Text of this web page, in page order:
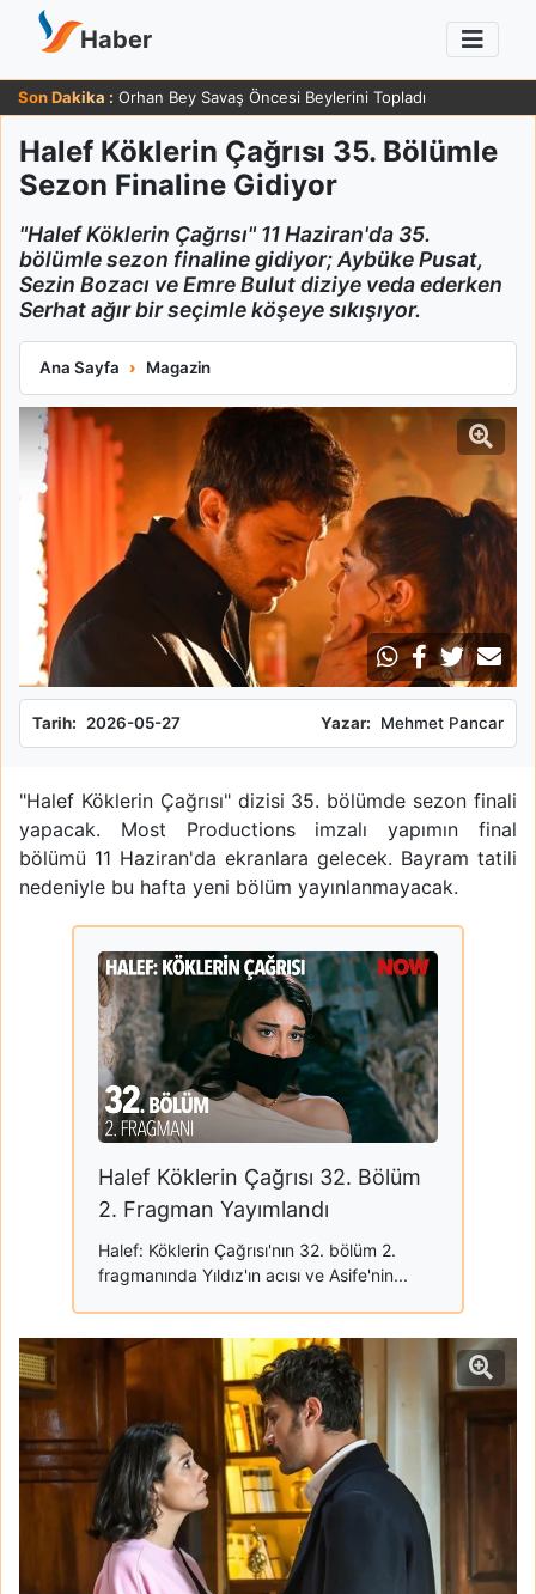
Haber
Son Dakika : Orhan Bey Savaş Öncesi Beylerini Topladı
Halef Köklerin Çağrısı 35. Bölümle
Sezon Finaline Gidiyor
"Halef Köklerin Çağrısı" 11 Haziran'da 35.
bölümle sezon finaline gidiyor; Aybüke Pusat,
Sezin Bozacı ve Emre Bulut diziye veda ederken
Serhat ağır bir seçimle köşeye sıkışıyor.
Ana Sayfa Magazin
Halef Köklerin Çağrısı 35. Bölümle Sezon Finaline Gidiyor
Tarih: 2026-05-27 Yazar: Mehmet Pancar
"Halef Köklerin Çağrısı" dizisi 35. bölümde sezon finali
yapacak. Most Productions imzalı yapımın final
bölümü 11 Haziran'da ekranlara gelecek. Bayram tatili
nedeniyle bu hafta yeni bölüm yayınlanmayacak.
Halef Köklerin Çağrısı 32. Bölüm
2. Fragman Yayımlandı
Halef: Köklerin Çağrısı'nın 32. bölüm 2.
fragmanında Yıldız'ın acısı ve Asife'nin...